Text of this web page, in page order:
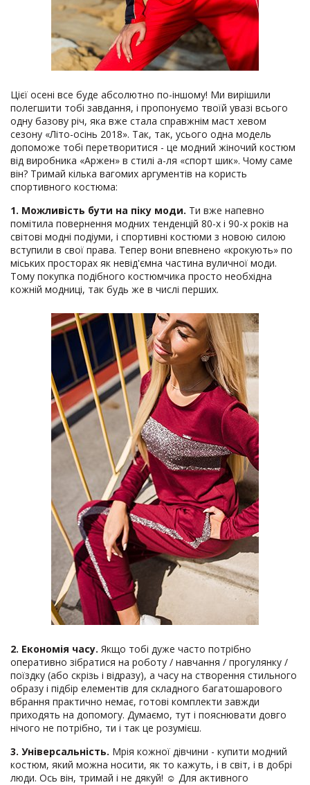
Цієї осені все буде абсолютно по-іншому! Ми вирішили
полегшити тобі завдання, і пропонуємо твоїй увазі всього
одну базову річ, яка вже стала справжнім маст хевом
сезону «Літо-осінь 2018». Так, так, усього одна модель
допоможе тобі перетворитися - це модний жіночий костюм
від виробника «Аржен» в стилі а-ля «спорт шик». Чому саме
він? Тримай кілька вагомих аргументів на користь
спортивного костюма:
1. Можливість бути на піку моди. Ти вже напевно
помітила повернення модних тенденцій 80-х і 90-х років на
світові модні подіуми, і спортивні костюми з новою силою
вступили в свої права. Тепер вони впевнено «крокують» по
міських просторах як невід'ємна частина вуличної моди.
Тому покупка подібного костюмчика просто необхідна
кожній модниці, так будь же в числі перших.
2. Економія часу. Якщо тобі дуже часто потрібно
оперативно зібратися на роботу / навчання / прогулянку /
поїздку (або скрізь і відразу), а часу на створення стильного
образу і підбір елементів для складного багатошарового
вбрання практично немає, готові комплекти завжди
приходять на допомогу. Думаємо, тут і пояснювати довго
нічого не потрібно, ти і так це розумієш.
3. Універсальність. Мрія кожної дівчини - купити модний
костюм, який можна носити, як то кажуть, і в світ, і в добрі
люди. Ось він, тримай і не дякуй! ☺ Для активного